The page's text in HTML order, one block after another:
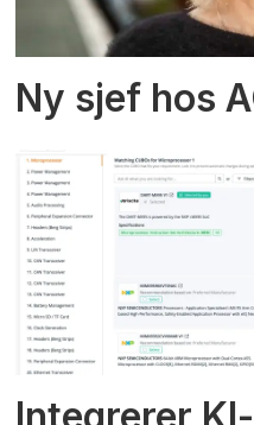
Ny sjef hos